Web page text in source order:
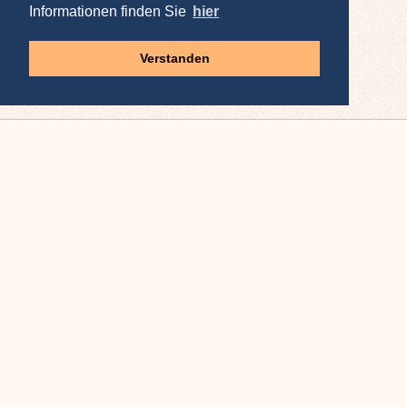
Informationen finden Sie hier
Verstanden